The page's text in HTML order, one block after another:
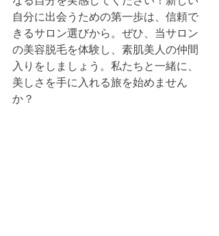
自分に出会うための第一歩は、信頼で
きるサロン選びから。ぜひ、当サロン
の美容脱毛を体験し、素肌美人の仲間
入りをしましょう。私たちと一緒に、
美しさを手に入れる旅を始めません
か？